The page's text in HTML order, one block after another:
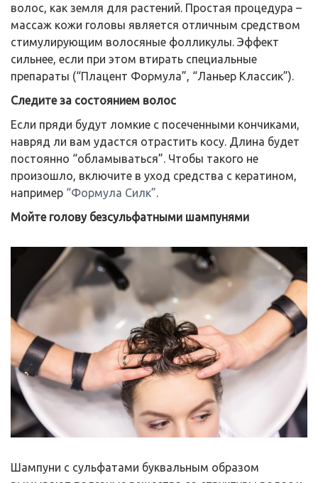
волос, как земля для растений. Простая процедура –
массаж кожи головы является отличным средством
стимулирующим волосяные фолликулы. Эффект
сильнее, если при этом втирать специальные
препараты (“Плацент Формула”, “Ланьер Классик”).
Следите за состоянием волос
Если пряди будут ломкие с посеченными кончиками,
навряд ли вам удастся отрастить косу. Длина будет
постоянно “обламываться”. Чтобы такого не
произошло, включите в уход средства с кератином,
например “Формула Силк”
Мойте голову безсульфатными шампунями
Шампуни с сульфатами буквальным образом